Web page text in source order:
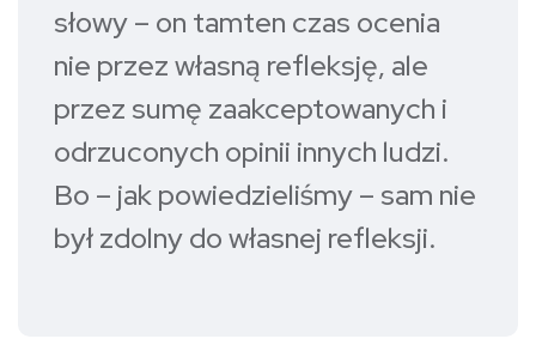
słowy – on tamten czas ocenia
nie przez własną refleksję, ale
przez sumę zaakceptowanych i
odrzuconych opinii innych ludzi.
Bo – jak powiedzieliśmy – sam nie
był zdolny do własnej refleksji.